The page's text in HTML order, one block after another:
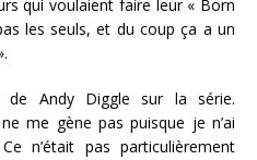
qui voulaient faire leur « Born
les seuls, et du coup ça a un
Andy Diggle sur la série.
me gène pas puisque je n’ai
n’était pas particulièrement